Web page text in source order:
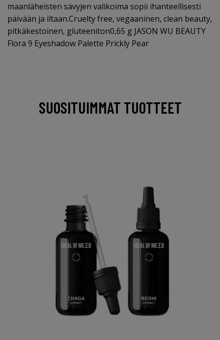
maanläheisten sävyjen valikoima sopii ihanteellisesti
päivään ja iltaan.Cruelty free, vegaaninen, clean beauty,
pitkäkestoinen, gluteeniton0,65 g JASON WU BEAUTY
Flora 9 Eyeshadow Palette Prickly Pear
SUOSITUIMMAT TUOTTEET